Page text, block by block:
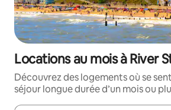
Locations au mois à River
Découvrez des logements où se
séjour longue durée d’un mois ou